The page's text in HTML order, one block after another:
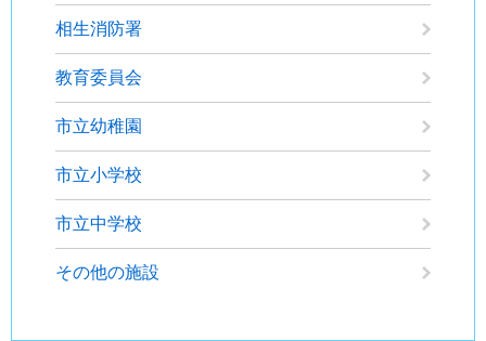
相生消防署
教育委員会
市立幼稚園
市立小学校
市立中学校
その他の施設